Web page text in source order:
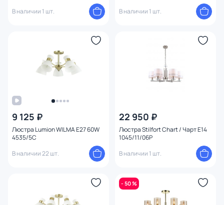
В наличии 1 шт.
В наличии 1 шт.
9 125 ₽
Люстра Lumion WILMA E27 60W
4535/5C
В наличии 22 шт.
22 950 ₽
Люстра Stilfort Chart / Чарт E14
1045/11/06P
В наличии 1 шт.
- 50 %